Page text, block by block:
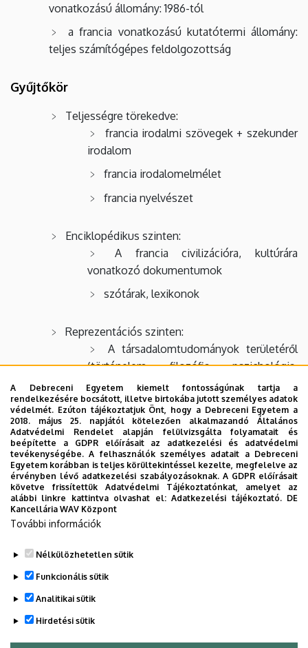
vonatkozású állomány: 1986-tól
a francia vonatkozású kutatótermi állomány:
teljes számítógépes feldolgozottság
Gyűjtőkör
Teljességre törekedve:
francia irodalmi szövegek + szekunder
irodalom
francia irodalomelmélet
francia nyelvészet
Enciklopédikus szinten:
A francia civilizációra, kultúrára
vonatkozó dokumentumok
szótárak, lexikonok
Reprezentációs szinten:
A társadalomtudományok területéről
(történelem, filozófia, pszichológia,
szociológia, néprajz) a legjelentősebb
francia szerzők művei
Hírek, események
Új könyveink
Hasznos könyvtári linkek
Fontosabb debreceni könyvtárak
Kapcsolat
Legutóbbi frissítés: 2024. 11. 27. 10:41
A Debreceni Egyetem kiemelt fontosságúnak tartja a
rendelkezésére bocsátott, illetve birtokába jutott személyes adatok
védelmét. Ezúton tájékoztatjuk Önt, hogy a Debreceni Egyetem a
2018. május 25. napjától kötelezően alkalmazandó Általános
Adatvédelmi Rendelet alapján felülvizsgálta folyamatait és
beépítette a GDPR előírásait az adatkezelési és adatvédelmi
tevékenységébe. A felhasználók személyes adatait a Debreceni
Egyetem korábban is teljes körültekintéssel kezelte, megfelelve az
érvényben lévő adatkezelési szabályozásoknak. A GDPR előírásait
követve frissítettük Adatvédelmi Tájékoztatónkat, amelyet az
alábbi linkre kattintva olvashat el:Adatkezelési tájékoztató. DE
Kancellária WAV Központ
További információk
Nélkülözhetetlen sütik
Funkcionális sütik
Analitikai sütik
Hirdetési sütik